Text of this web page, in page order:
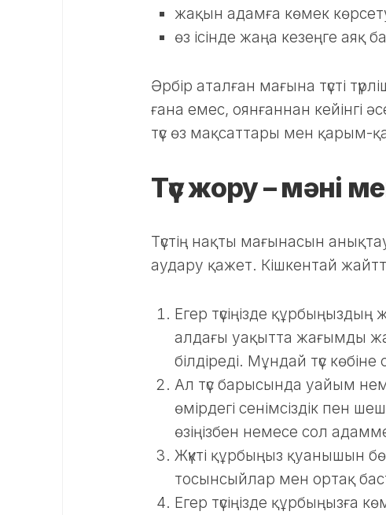
жақын адамға көмек
өз ісінде жаңа кезеңге аяқ
Әрбір аталған мағына түсті
ғана емес, оянғаннан кейінгі
түс өз мақсаттары мен қарым-
Түс жору – мәні
Түстің нақты мағынасын
аудару қажет. Кішкентай
Егер түсіңізде құрбыңыздың
алдағы уақытта жағымды
білдіреді. Мұндай түс көбіне
Ал түс барысында уайым
өмірдегі сенімсіздік пен
өзіңізбен немесе сол
Жүкті құрбыңыз қуанышын
тосынсыйлар мен ортақ
Егер түсіңізде құрбыңызға